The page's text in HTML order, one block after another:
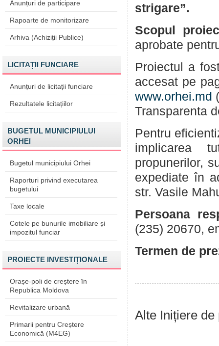
Anunțuri de participare
Rapoarte de monitorizare
Arhiva (Achiziții Publice)
LICITAȚII FUNCIARE
Anunțuri de licitații funciare
Rezultatele licitațiilor
BUGETUL MUNICIPIULUI
ORHEI
Bugetul municipiului Orhei
Raporturi privind executarea
bugetului
Taxe locale
Cotele pe bunurile imobiliare și
impozitul funciar
PROIECTE INVESTIȚIONALE
Orașe-poli de creștere în
Republica Moldova
Revitalizare urbană
Primarii pentru Creștere
Economică (M4EG)
strigare”.
Scopul
aprobate
Proiectul a
accesat pe
www.orhei.md
Transparenta
Pentru
implicarea
propunerilor,
expediate în
str. Vasile
Persoana
(235) 20670,
Termen de
Alte Inițiere de